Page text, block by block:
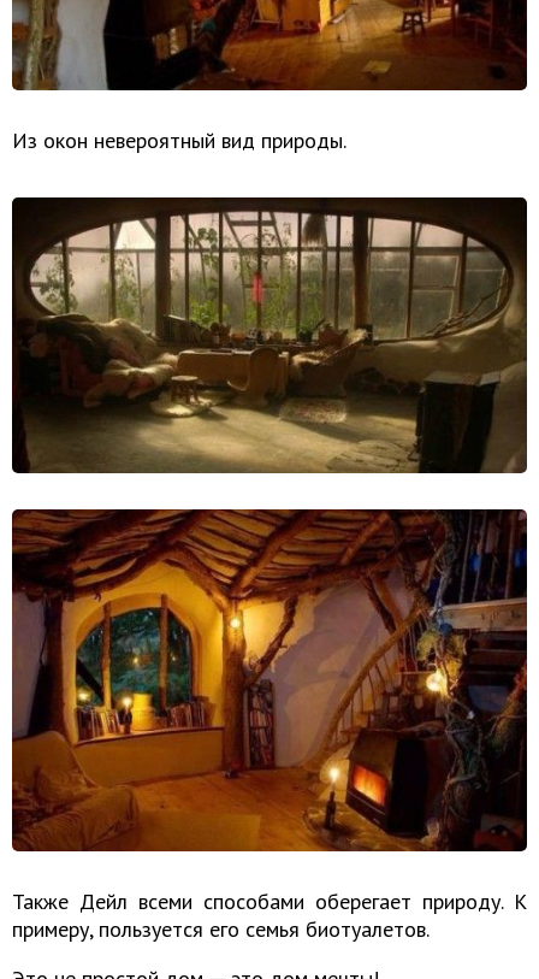
Из окон невероятный вид природы.
Также Дейл всеми способами оберегает природу. К
примеру, пользуется его семья биотуалетов.